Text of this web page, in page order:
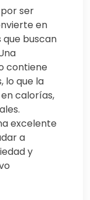
ser
en
que buscan
contiene
lo que la
calorías,
excelente
a
y